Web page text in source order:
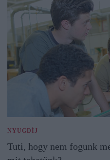
NYUGDÍJ
Tuti, hogy nem fogunk